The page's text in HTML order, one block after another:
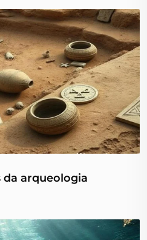
da arqueologia